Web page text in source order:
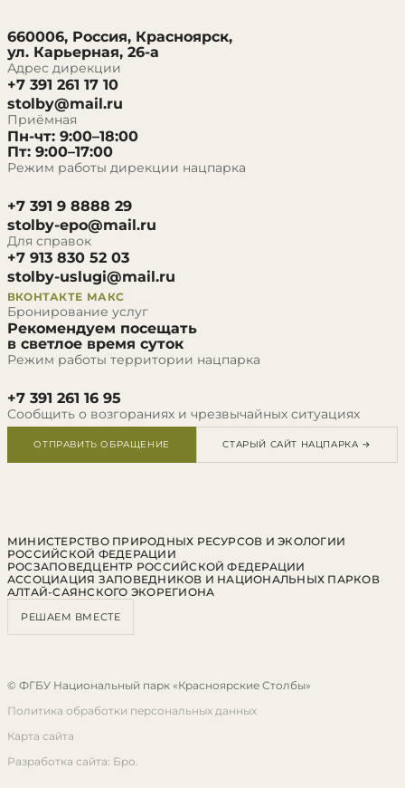
660006, Россия, Красноярск,
ул. Карьерная, 26-а
Адрес дирекции
+7 391 261 17 10
stolby@mail.ru
Приёмная
Пн-чт: 9:00–18:00
Пт: 9:00–17:00
Режим работы дирекции нацпарка
+7 391 9 8888 29
stolby-epo@mail.ru
Для справок
+7 913 830 52 03
stolby-uslugi@mail.ru
ВКОНТАКТЕ МАКС
Бронирование услуг
Рекомендуем посещать
в светлое время суток
Режим работы территории нацпарка
+7 391 261 16 95
Сообщить о возгораниях и чрезвычайных ситуациях
ОТПРАВИТЬ ОБРАЩЕНИЕ СТАРЫЙ САЙТ НАЦПАРКА →
МИНИСТЕРСТВО ПРИРОДНЫХ РЕСУРСОВ И ЭКОЛОГИИ
РОССИЙСКОЙ ФЕДЕРАЦИИ
РОСЗАПОВЕДЦЕНТР РОССИЙСКОЙ ФЕДЕРАЦИИ
АССОЦИАЦИЯ ЗАПОВЕДНИКОВ И НАЦИОНАЛЬНЫХ ПАРКОВ
АЛТАЙ-САЯНСКОГО ЭКОРЕГИОНА
РЕШАЕМ ВМЕСТЕ
© ФГБУ Национальный парк «Красноярские Столбы»
Политика обработки персональных данных
Карта сайта
Разработка сайта: Бро.